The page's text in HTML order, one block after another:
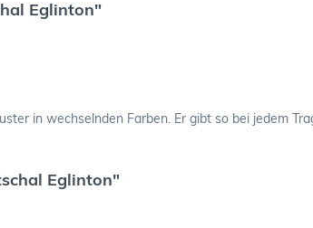
Eglinton"
in wechselnden Farben. Er gibt so bei jedem
Eglinton"